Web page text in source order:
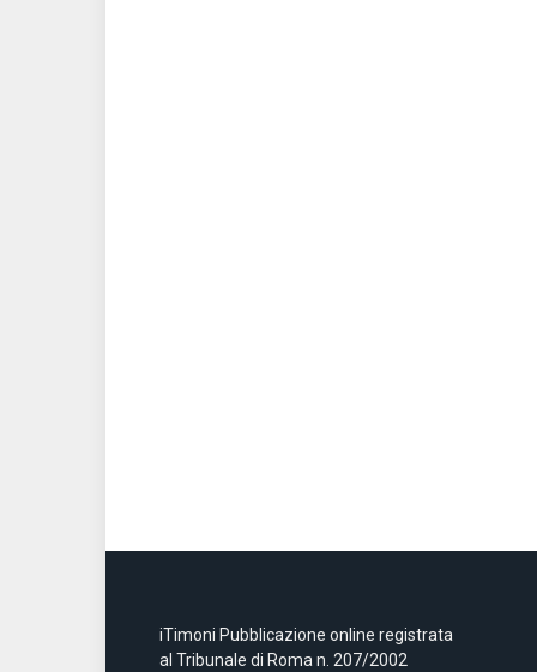
iTimoni Pubblicazione online registrata
al Tribunale di Roma n. 207/2002